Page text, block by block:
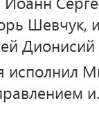
Шевчук,
исполнил